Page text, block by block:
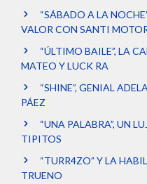
“SÁBADO A LA
VALOR CON SANTI
“ÚLTIMO BAILE”, LA
MATEO Y LUCK RA
“SHINE”, GENIAL
PÁEZ
“UNA PALABRA”, UN
TIPITOS
“TURR4ZO” Y LA
TRUENO